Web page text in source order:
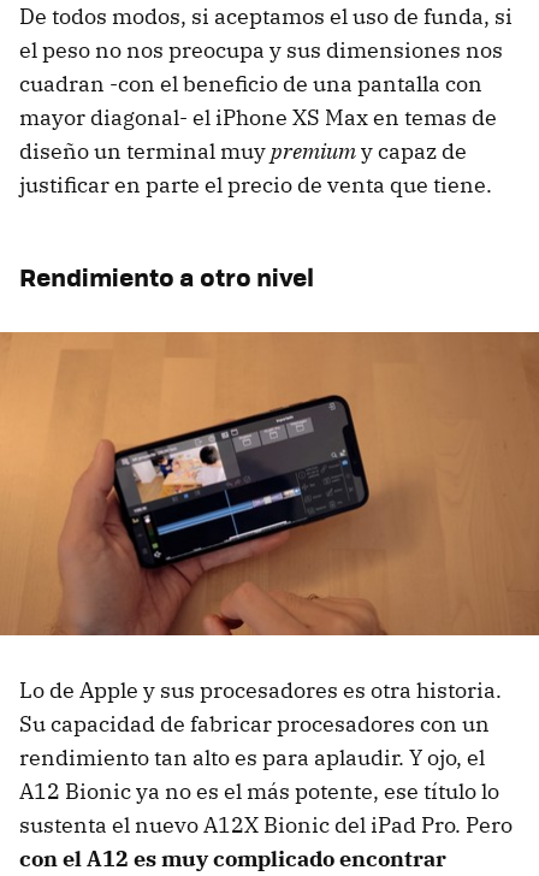
De todos modos, si aceptamos el uso de funda, si
el peso no nos preocupa y sus dimensiones nos
cuadran -con el beneficio de una pantalla con
mayor diagonal- el iPhone XS Max en temas de
diseño un terminal muypremiumy capaz de
justificar en parte el precio de venta que tiene.
Rendimiento a otro nivel
Lo de Apple y sus procesadores es otra historia.
Su capacidad de fabricar procesadores con un
rendimiento tan alto es para aplaudir. Y ojo, el
A12 Bionic ya no es el más potente, ese título lo
sustenta el nuevo A12X Bionic del iPad Pro. Pero
con el A12 es muy complicado encontrar